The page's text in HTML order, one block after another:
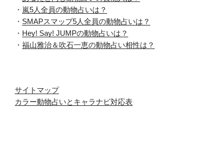
・ 嵐5人全員の動物占いは？
・ SMAPスマップ5人全員の動物占いは？
・ Hey! Say! JUMPの動物占いは？
・ 福山雅治＆吹石一恵の動物占い相性は？
サイトマップ
カラー動物占いとキャラナビ対応表